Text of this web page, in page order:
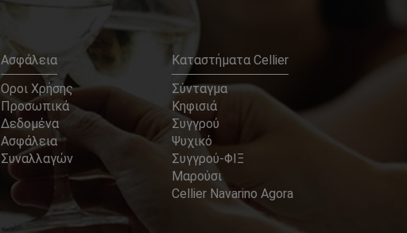
Ασφάλεια
Οροι Χρήσης
Προσωπικά
Δεδομένα
Ασφάλεια
Συναλλαγών
Καταστήματα Cellier
Σύνταγμα
Κηφισιά
Συγγρού
Ψυχικό
Συγγρού-ΦΙΞ
Μαρούσι
Cellier Navarino Agora